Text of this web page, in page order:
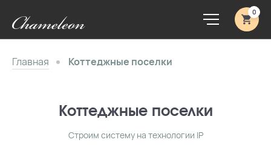
0
Главная Коттеджные поселки
Коттеджные поселки
Строим систему на технологии IP